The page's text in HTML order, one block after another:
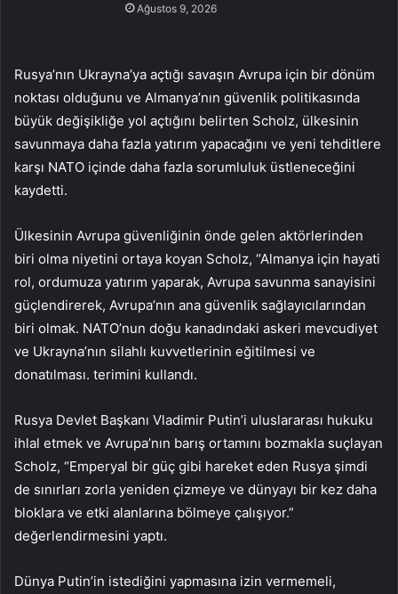
Ağustos 9, 2026
Rusya’nın Ukrayna’ya açtığı savaşın Avrupa için bir dönüm
noktası olduğunu ve Almanya’nın güvenlik politikasında
büyük değişikliğe yol açtığını belirten Scholz, ülkesinin
savunmaya daha fazla yatırım yapacağını ve yeni tehditlere
karşı NATO içinde daha fazla sorumluluk üstleneceğini
kaydetti.
Ülkesinin Avrupa güvenliğinin önde gelen aktörlerinden
biri olma niyetini ortaya koyan Scholz, “Almanya için hayati
rol, ordumuza yatırım yaparak, Avrupa savunma sanayisini
güçlendirerek, Avrupa’nın ana güvenlik sağlayıcılarından
biri olmak. NATO’nun doğu kanadındaki askeri mevcudiyet
ve Ukrayna’nın silahlı kuvvetlerinin eğitilmesi ve
donatılması. terimini kullandı.
Rusya Devlet Başkanı Vladimir Putin’i uluslararası hukuku
ihlal etmek ve Avrupa’nın barış ortamını bozmakla suçlayan
Scholz, “Emperyal bir güç gibi hareket eden Rusya şimdi
de sınırları zorla yeniden çizmeye ve dünyayı bir kez daha
bloklara ve etki alanlarına bölmeye çalışıyor.”
değerlendirmesini yaptı.
Dünya Putin’in istediğini yapmasına izin vermemeli,